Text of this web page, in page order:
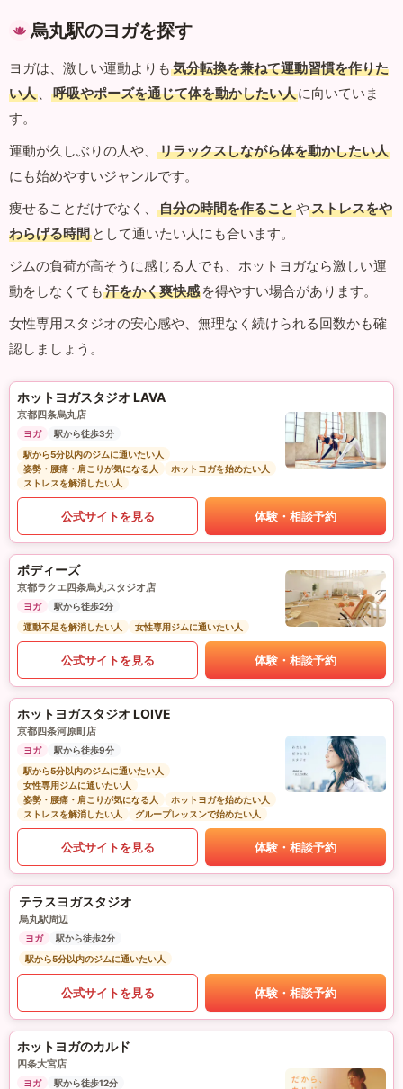
烏丸駅のヨガを探す
ヨガは、激しい運動よりも 気分転換を兼ねて運動習慣を作りた
い人 、 呼吸やポーズを通じて体を動かしたい人に向いていま
す。
運動が久しぶりの人や、
リラックスしながら体を動かしたい人
にも始めやすいジャンルです。
痩せることだけでなく、
自分の時間を作ることやストレスをや
わらげる時間 として通いたい人にも合います。
ジムの負荷が高そうに感じる人でも、ホットヨガなら激しい運
動をしなくても 汗をかく爽快感 を得やすい場合があります。
女性専用スタジオの安心感や、無理なく続けられる回数かも確
認しましょう。
ホットヨガスタジオ LAVA
京都四条烏丸店
ヨガ
駅から徒歩3分
駅から5分以内のジムに通いたい人
姿勢・腰痛・肩こりが気になる人
ホットヨガを始めたい人
ストレスを解消したい人
公式サイトを見る 体験・相談予約
ボディーズ
京都ラクエ四条烏丸スタジオ店
ヨガ
駅から徒歩2分
運動不足を解消したい人
女性専用ジムに通いたい人
公式サイトを見る 体験・相談予約
ホットヨガスタジオ LOIVE
京都四条河原町店
ヨガ
駅から徒歩9分
駅から5分以内のジムに通いたい人
女性専用ジムに通いたい人
姿勢・腰痛・肩こりが気になる人
ホットヨガを始めたい人
ストレスを解消したい人
グループレッスンで始めたい人
公式サイトを見る 体験・相談予約
テラスヨガスタジオ
烏丸駅周辺
ヨガ
駅から徒歩2分
駅から5分以内のジムに通いたい人
公式サイトを見る 体験・相談予約
ホットヨガのカルド
四条大宮店
ヨガ 駅から徒歩12分